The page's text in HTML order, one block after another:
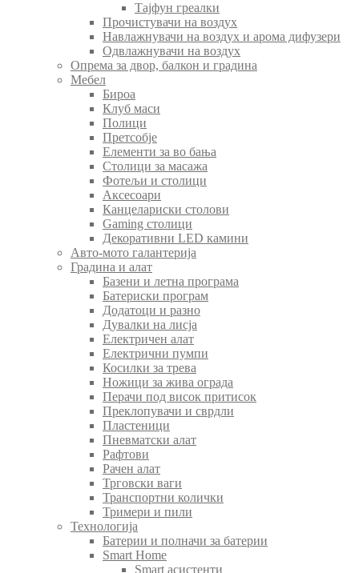
Тајфун греалки
Прочистувачи на воздух
Навлажнувачи на воздух и арома дифузери
Одвлажнувачи на воздух
Опрема за двор, балкон и градина
Мебел
Бироа
Клуб маси
Полици
Претсобје
Елементи за во бања
Столици за масажа
Фотељи и столици
Аксесоари
Канцелариски столови
Gaming столици
Декоративни LED камини
Авто-мото галантерија
Градина и алат
Базени и летна програма
Батериски програм
Додатоци и разно
Дувалки на лисја
Електричен алат
Електрични пумпи
Косилки за трева
Ножици за жива ограда
Перачи под висок притисок
Преклопувачи и сврдли
Пластеници
Пневматски алат
Рафтови
Рачен алат
Трговски ваги
Транспортни колички
Тримери и пили
Технологија
Батерии и полначи за батерии
Smart Home
Smart асистенти